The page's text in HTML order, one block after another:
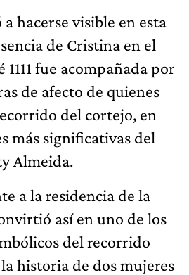
hacerse visible en esta
de Cristina en el
1111 fue acompañada por
de afecto de quienes
del cortejo, en
más significativas del
Almeida.
a la residencia de la
así en uno de los
del recorrido
historia de dos mujeres